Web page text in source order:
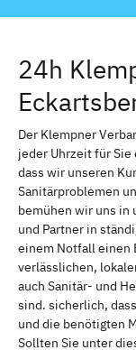
24h
Der Klempner
jeder Uhrzeit für Sie
dass wir unseren
Sanitärproblemen
bemühen wir uns in
und Partner in
einem Notfall einen
verlässlichen,
auch Sanitär- und
sind. sicherlich,
und die benötigten
Sollten Sie unter